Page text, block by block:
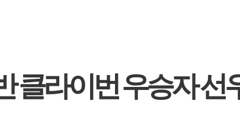
클라이번 우승자 선